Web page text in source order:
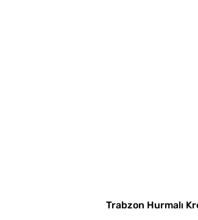
Trabzon Hurmalı